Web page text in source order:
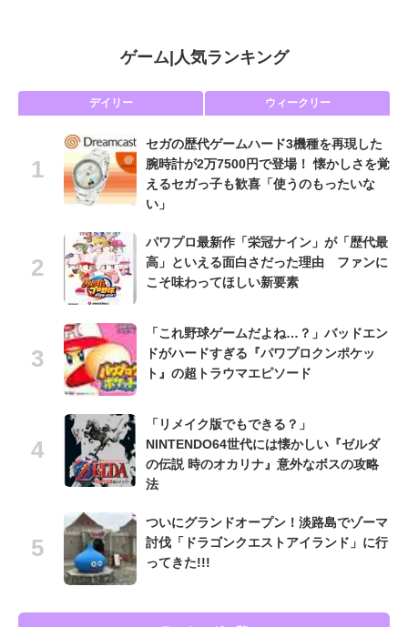
ゲーム| 人気ランキング
デイリー ウィークリー
セガの歴代ゲームハード3機種を再現した
腕時計が2万7500円で登場！ 懐かしさを覚
えるセガっ子も歓喜「使うのもったいな
い」
パワプロ最新作「栄冠ナイン」が「歴代最
高」といえる面白さだった理由 ファンに
こそ味わってほしい新要素
「これ野球ゲームだよね…？」バッドエン
ドがハードすぎる『パワプロクンポケッ
ト』の超トラウマエピソード
「リメイク版でもできる？」
NINTENDO64世代には懐かしい『ゼルダ
の伝説 時のオカリナ』意外なボスの攻略
法
ついにグランドオープン！淡路島でゾーマ
討伐「ドラゴンクエストアイランド」に行
ってきた!!!